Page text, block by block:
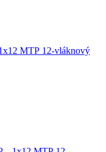
12-vláknový